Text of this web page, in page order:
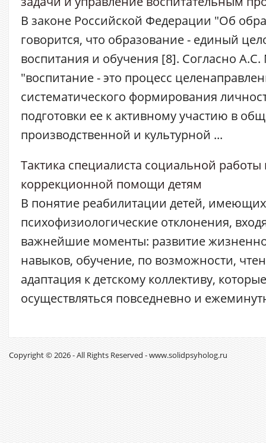
В законе Российской Федерации "Об
говорится, что образование - единый
воспитания и обучения [8]. Согласно
"воспитание - это процесс
систематического формирования
подготовки ее к активному участию в
производственной и культурной ...
Тактика специалиста социальной
коррекционной помощи детям
В понятие реабилитации детей, имеющих
психофизиологические отклонения,
важнейшие моменты: развитие
навыков, обучение, по возможности,
адаптация к детскому коллективу,
осуществляться повседневно и
Copyright © 2026 - All Rights Reserved - www.solidpsyholog.ru